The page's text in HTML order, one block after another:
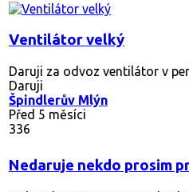
Ventilátor velký
Daruji za odvoz ventilátor v
Daruji
Špindlerův Mlýn
Před 5 měsíci
336
Nedaruje nekdo prosim